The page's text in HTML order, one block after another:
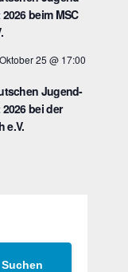
beim MSC
Oktober 25 @ 17:00
Jugend-
bei der
e.V.
Suchen